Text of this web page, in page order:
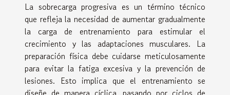
La sobrecarga progresiva es un término técnico
que refleja la necesidad de aumentar gradualmente
la carga de entrenamiento para estimular el
crecimiento y las adaptaciones musculares. La
preparación física debe cuidarse meticulosamente
para evitar la fatiga excesiva y la prevención de
lesiones. Esto implica que el entrenamiento se